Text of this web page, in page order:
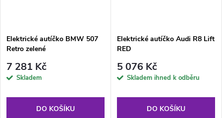
Elektrické autíčko BMW 507
Retro zelené
7 281 Kč
Skladem
DO KOŠÍKU
Elektrické autíčko Audi R8 Lift
RED
5 076 Kč
Skladem ihned k odběru
DO KOŠÍKU